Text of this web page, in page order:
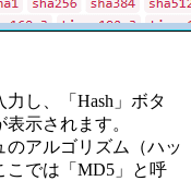
し、「Hash」ボタ
示されます。
アルゴリズム（ハッ
こでは「MD5」と呼